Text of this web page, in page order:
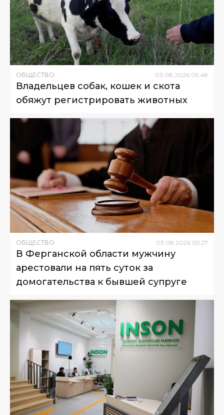
ОБЩЕСТВО 03 08 2026 05:48
Владельцев собак, кошек и скота
обяжут регистрировать животных
ОБЩЕСТВО 03.08.2026 05:27
В Ферганской области мужчину
арестовали на пять суток за
домогательства к бывшей супруге